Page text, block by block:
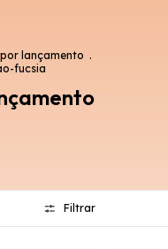
lançamento .
fucsia
Filtrar